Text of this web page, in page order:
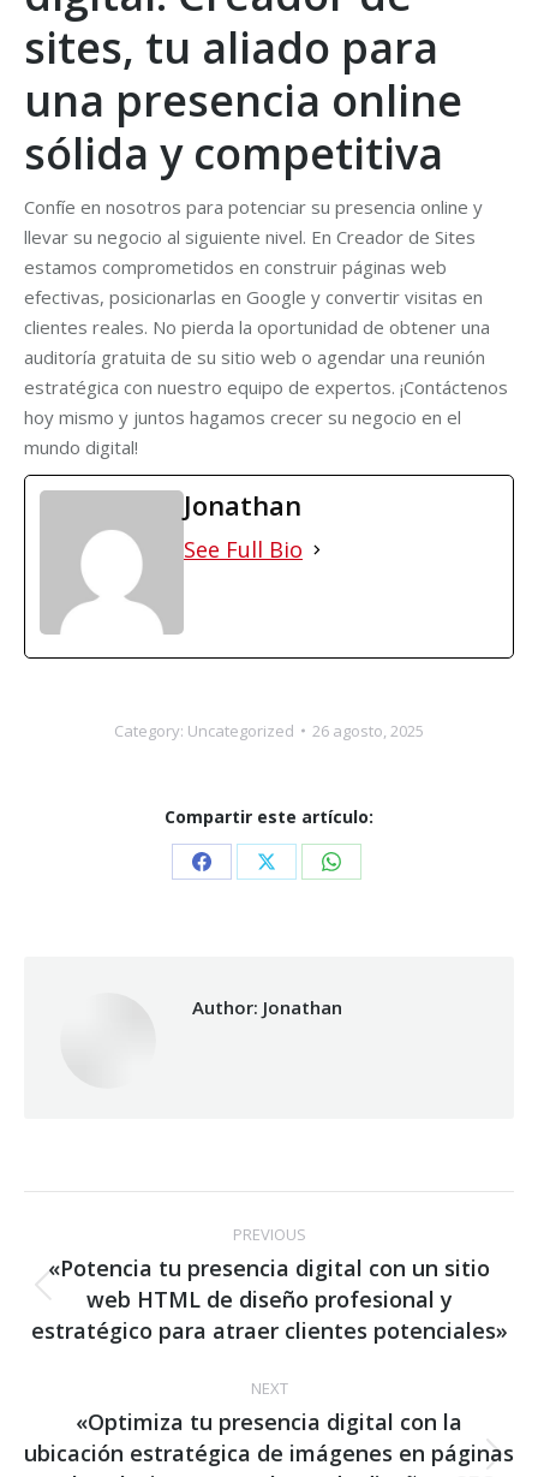
sites, tu aliado para
una presencia online
sólida y competitiva
Confíe en nosotros para potenciar su presencia online y
llevar su negocio al siguiente nivel. En Creador de Sites
estamos comprometidos en construir páginas web
efectivas, posicionarlas en Google y convertir visitas en
clientes reales. No pierda la oportunidad de obtener una
auditoría gratuita de su sitio web o agendar una reunión
estratégica con nuestro equipo de expertos. ¡Contáctenos
hoy mismo y juntos hagamos crecer su negocio en el
mundo digital!
Jonathan
See Full Bio
Category: Uncategorized 26 agosto, 2025
Compartir este artículo:
Share Share Share
Author: Jonathan
navigation
PREVIOUS
Previous
post:
«Potencia tu presencia digital con un sitio
web HTML de diseño profesional y
estratégico para atraer clientes potenciales»
NEXT
Next
«Optimiza tu presencia digital con la
ubicación estratégica de imágenes en páginas